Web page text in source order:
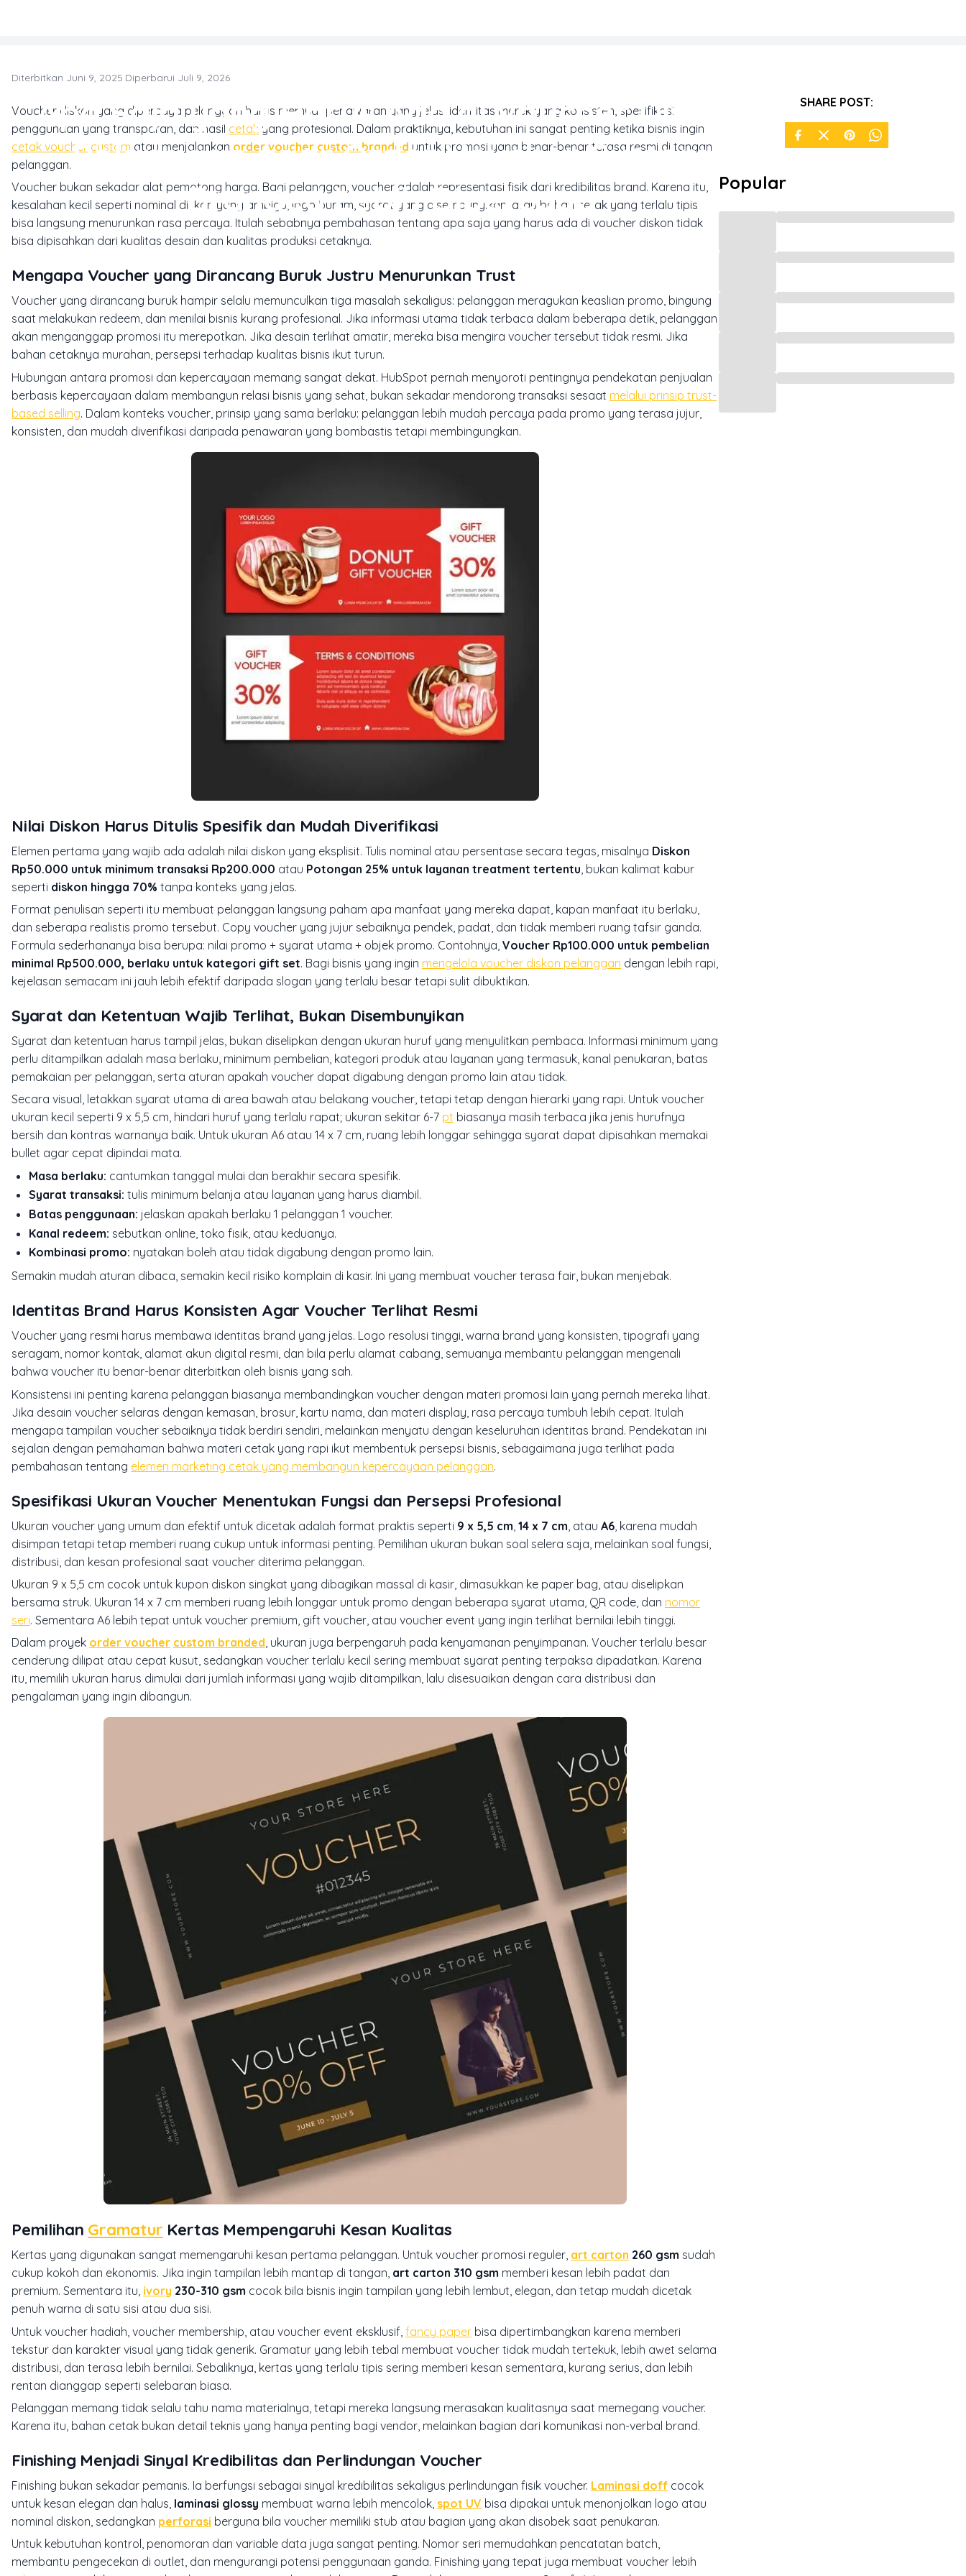
Apa Saja yang Harus Ada di Voucher Diskon
Pelanggan agar Order Voucher Custom
Branded Lebih Dipercaya
Diterbitkan Juni 9, 2025·Diperbarui Juli 9, 2026
Voucher diskon yang dipercaya pelanggan harus memuat penawaran yang jelas, identitas merek yang konsisten, spesifikasi
penggunaan yang transparan, dan hasil cetak yang profesional. Dalam praktiknya, kebutuhan ini sangat penting ketika bisnis ingin
cetak voucher custom atau menjalankan order voucher custom branded untuk promosi yang benar-benar terasa resmi di tangan
pelanggan.
Voucher bukan sekadar alat pemotong harga. Bagi pelanggan, voucher adalah representasi fisik dari kredibilitas brand. Karena itu,
kesalahan kecil seperti nominal diskon yang ambigu, logo buram, syarat yang disembunyikan, atau bahan cetak yang terlalu tipis
bisa langsung menurunkan rasa percaya. Itulah sebabnya pembahasan tentang apa saja yang harus ada di voucher diskon tidak
bisa dipisahkan dari kualitas desain dan kualitas produksi cetaknya.
Mengapa Voucher yang Dirancang Buruk Justru Menurunkan Trust
Voucher yang dirancang buruk hampir selalu memunculkan tiga masalah sekaligus: pelanggan meragukan keaslian promo, bingung
saat melakukan redeem, dan menilai bisnis kurang profesional. Jika informasi utama tidak terbaca dalam beberapa detik, pelanggan
akan menganggap promosi itu merepotkan. Jika desain terlihat amatir, mereka bisa mengira voucher tersebut tidak resmi. Jika
bahan cetaknya murahan, persepsi terhadap kualitas bisnis ikut turun.
Hubungan antara promosi dan kepercayaan memang sangat dekat. HubSpot pernah menyoroti pentingnya pendekatan penjualan
berbasis kepercayaan dalam membangun relasi bisnis yang sehat, bukan sekadar mendorong transaksi sesaat melalui prinsip trust-
based selling. Dalam konteks voucher, prinsip yang sama berlaku: pelanggan lebih mudah percaya pada promo yang terasa jujur,
konsisten, dan mudah diverifikasi daripada penawaran yang bombastis tetapi membingungkan.
Nilai Diskon Harus Ditulis Spesifik dan Mudah Diverifikasi
Elemen pertama yang wajib ada adalah nilai diskon yang eksplisit. Tulis nominal atau persentase secara tegas, misalnya Diskon
Rp50.000 untuk minimum transaksi Rp200.000 atau Potongan 25% untuk layanan treatment tertentu , bukan kalimat kabur
seperti diskon hingga 70% tanpa konteks yang jelas.
Format penulisan seperti itu membuat pelanggan langsung paham apa manfaat yang mereka dapat, kapan manfaat itu berlaku,
dan seberapa realistis promo tersebut. Copy voucher yang jujur sebaiknya pendek, padat, dan tidak memberi ruang tafsir ganda.
Formula sederhananya bisa berupa: nilai promo + syarat utama + objek promo. Contohnya, Voucher Rp100.000 untuk pembelian
minimal Rp500.000, berlaku untuk kategori gift set. Bagi bisnis yang ingin mengelola voucher diskon pelanggan dengan lebih rapi,
kejelasan semacam ini jauh lebih efektif daripada slogan yang terlalu besar tetapi sulit dibuktikan.
Syarat dan Ketentuan Wajib Terlihat, Bukan Disembunyikan
Syarat dan ketentuan harus tampil jelas, bukan diselipkan dengan ukuran huruf yang menyulitkan pembaca. Informasi minimum yang
perlu ditampilkan adalah masa berlaku, minimum pembelian, kategori produk atau layanan yang termasuk, kanal penukaran, batas
pemakaian per pelanggan, serta aturan apakah voucher dapat digabung dengan promo lain atau tidak.
Secara visual, letakkan syarat utama di area bawah atau belakang voucher, tetapi tetap dengan hierarki yang rapi. Untuk voucher
ukuran kecil seperti 9 x 5,5 cm, hindari huruf yang terlalu rapat; ukuran sekitar 6-7 pt biasanya masih terbaca jika jenis hurufnya
bersih dan kontras warnanya baik. Untuk ukuran A6 atau 14 x 7 cm, ruang lebih longgar sehingga syarat dapat dipisahkan memakai
bullet agar cepat dipindai mata.
Masa berlaku: cantumkan tanggal mulai dan berakhir secara spesifik.
Syarat transaksi: tulis minimum belanja atau layanan yang harus diambil.
Batas penggunaan: jelaskan apakah berlaku 1 pelanggan 1 voucher.
Kanal redeem: sebutkan online, toko fisik, atau keduanya.
Kombinasi promo: nyatakan boleh atau tidak digabung dengan promo lain.
Semakin mudah aturan dibaca, semakin kecil risiko komplain di kasir. Ini yang membuat voucher terasa fair, bukan menjebak.
Identitas Brand Harus Konsisten Agar Voucher Terlihat Resmi
Voucher yang resmi harus membawa identitas brand yang jelas. Logo resolusi tinggi, warna brand yang konsisten, tipografi yang
seragam, nomor kontak, alamat akun digital resmi, dan bila perlu alamat cabang, semuanya membantu pelanggan mengenali
bahwa voucher itu benar-benar diterbitkan oleh bisnis yang sah.
Konsistensi ini penting karena pelanggan biasanya membandingkan voucher dengan materi promosi lain yang pernah mereka lihat.
Jika desain voucher selaras dengan kemasan, brosur, kartu nama, dan materi display, rasa percaya tumbuh lebih cepat. Itulah
mengapa tampilan voucher sebaiknya tidak berdiri sendiri, melainkan menyatu dengan keseluruhan identitas brand. Pendekatan ini
sejalan dengan pemahaman bahwa materi cetak yang rapi ikut membentuk persepsi bisnis, sebagaimana juga terlihat pada
pembahasan tentang elemen marketing cetak yang membangun kepercayaan pelanggan.
Spesifikasi Ukuran Voucher Menentukan Fungsi dan Persepsi Profesional
Ukuran voucher yang umum dan efektif untuk dicetak adalah format praktis seperti 9 x 5,5 cm 14 x 7 cm , atau A6 , karena mudah
disimpan tetapi tetap memberi ruang cukup untuk informasi penting. Pemilihan ukuran bukan soal selera saja, melainkan soal fungsi,
distribusi, dan kesan profesional saat voucher diterima pelanggan.
Ukuran 9 x 5,5 cm cocok untuk kupon diskon singkat yang dibagikan massal di kasir, dimasukkan ke paper bag, atau diselipkan
bersama struk. Ukuran 14 x 7 cm memberi ruang lebih longgar untuk promo dengan beberapa syarat utama, QR code, dan nomor
seri. Sementara A6 lebih tepat untuk voucher premium, gift voucher, atau voucher event yang ingin terlihat bernilai lebih tinggi.
Dalam proyek order voucher custom branded, ukuran juga berpengaruh pada kenyamanan penyimpanan. Voucher terlalu besar
cenderung dilipat atau cepat kusut, sedangkan voucher terlalu kecil sering membuat syarat penting terpaksa dipadatkan. Karena
itu, memilih ukuran harus dimulai dari jumlah informasi yang wajib ditampilkan, lalu disesuaikan dengan cara distribusi dan
pengalaman yang ingin dibangun.
Pemilihan Gramatur Kertas Mempengaruhi Kesan Kualitas
Kertas yang digunakan sangat memengaruhi kesan pertama pelanggan. Untuk voucher promosi reguler, art carton 260 gsm sudah
cukup kokoh dan ekonomis. Jika ingin tampilan lebih mantap di tangan, art carton 310 gsm memberi kesan lebih padat dan
premium. Sementara itu, ivory 230-310 gsm cocok bila bisnis ingin tampilan yang lebih lembut, elegan, dan tetap mudah dicetak
penuh warna di satu sisi atau dua sisi.
Untuk voucher hadiah, voucher membership, atau voucher event eksklusif, fancy paper bisa dipertimbangkan karena memberi
tekstur dan karakter visual yang tidak generik. Gramatur yang lebih tebal membuat voucher tidak mudah tertekuk, lebih awet selama
distribusi, dan terasa lebih bernilai. Sebaliknya, kertas yang terlalu tipis sering memberi kesan sementara, kurang serius, dan lebih
rentan dianggap seperti selebaran biasa.
Pelanggan memang tidak selalu tahu nama materialnya, tetapi mereka langsung merasakan kualitasnya saat memegang voucher.
Karena itu, bahan cetak bukan detail teknis yang hanya penting bagi vendor, melainkan bagian dari komunikasi non-verbal brand.
Finishing Menjadi Sinyal Kredibilitas dan Perlindungan Voucher
Finishing bukan sekadar pemanis. Ia berfungsi sebagai sinyal kredibilitas sekaligus perlindungan fisik voucher. Laminasi doff cocok
untuk kesan elegan dan halus, laminasi glossy membuat warna lebih mencolok, spot UV bisa dipakai untuk menonjolkan logo atau
nominal diskon, sedangkan perforasi berguna bila voucher memiliki stub atau bagian yang akan disobek saat penukaran.
Untuk kebutuhan kontrol, penomoran dan variable data juga sangat penting. Nomor seri memudahkan pencatatan batch,
membantu pengecekan di outlet, dan mengurangi potensi penggunaan ganda. Finishing yang tepat juga membuat voucher lebih
SHARE POST:
Popular